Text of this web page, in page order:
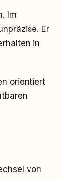
Im
Er
in
orientiert
von